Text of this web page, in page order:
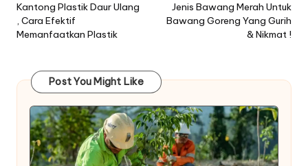
navigation
Kantong Plastik Daur Ulang
, Cara Efektif
Memanfaatkan Plastik
Jenis Bawang Merah Untuk
Bawang Goreng Yang Gurih
& Nikmat !
Post You Might Like